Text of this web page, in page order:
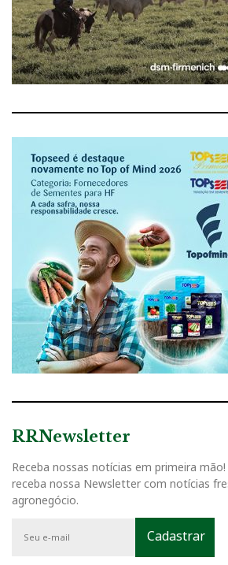
RRNewsletter
Receba nossas notícias em primeira
receba nossa Newsletter com notícias
agronegócio.